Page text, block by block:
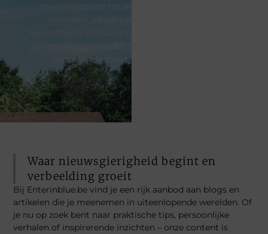
toegangspoort tot een veelzijdige mix van
content die raakt, prikkelt en verrijkt.
Waar nieuwsgierigheid begint en
verbeelding groeit
Bij Enterinblue.be vind je een rijk aanbod aan blogs en
artikelen die je meenemen in uiteenlopende werelden. Of
je nu op zoek bent naar praktische tips, persoonlijke
verhalen of inspirerende inzichten – onze content is